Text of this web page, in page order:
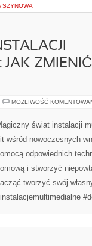
SZYNOWA
MOŻLIWOŚĆ
świat instalacji
wśród nowoczesnych
odpowiednich
i stworzyć
tworzyć swój